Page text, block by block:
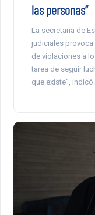
las personas”
La secretaria de
judiciales
de violaciones a
tarea de seguir
que existe”, indicó.